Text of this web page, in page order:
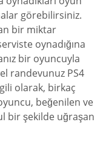
görebilirsiniz.
bir miktar
oynadığına
bir oyuncuyla
randevunuz PS4
olarak, birkaç
beğenilen ve
bir şekilde uğraşan